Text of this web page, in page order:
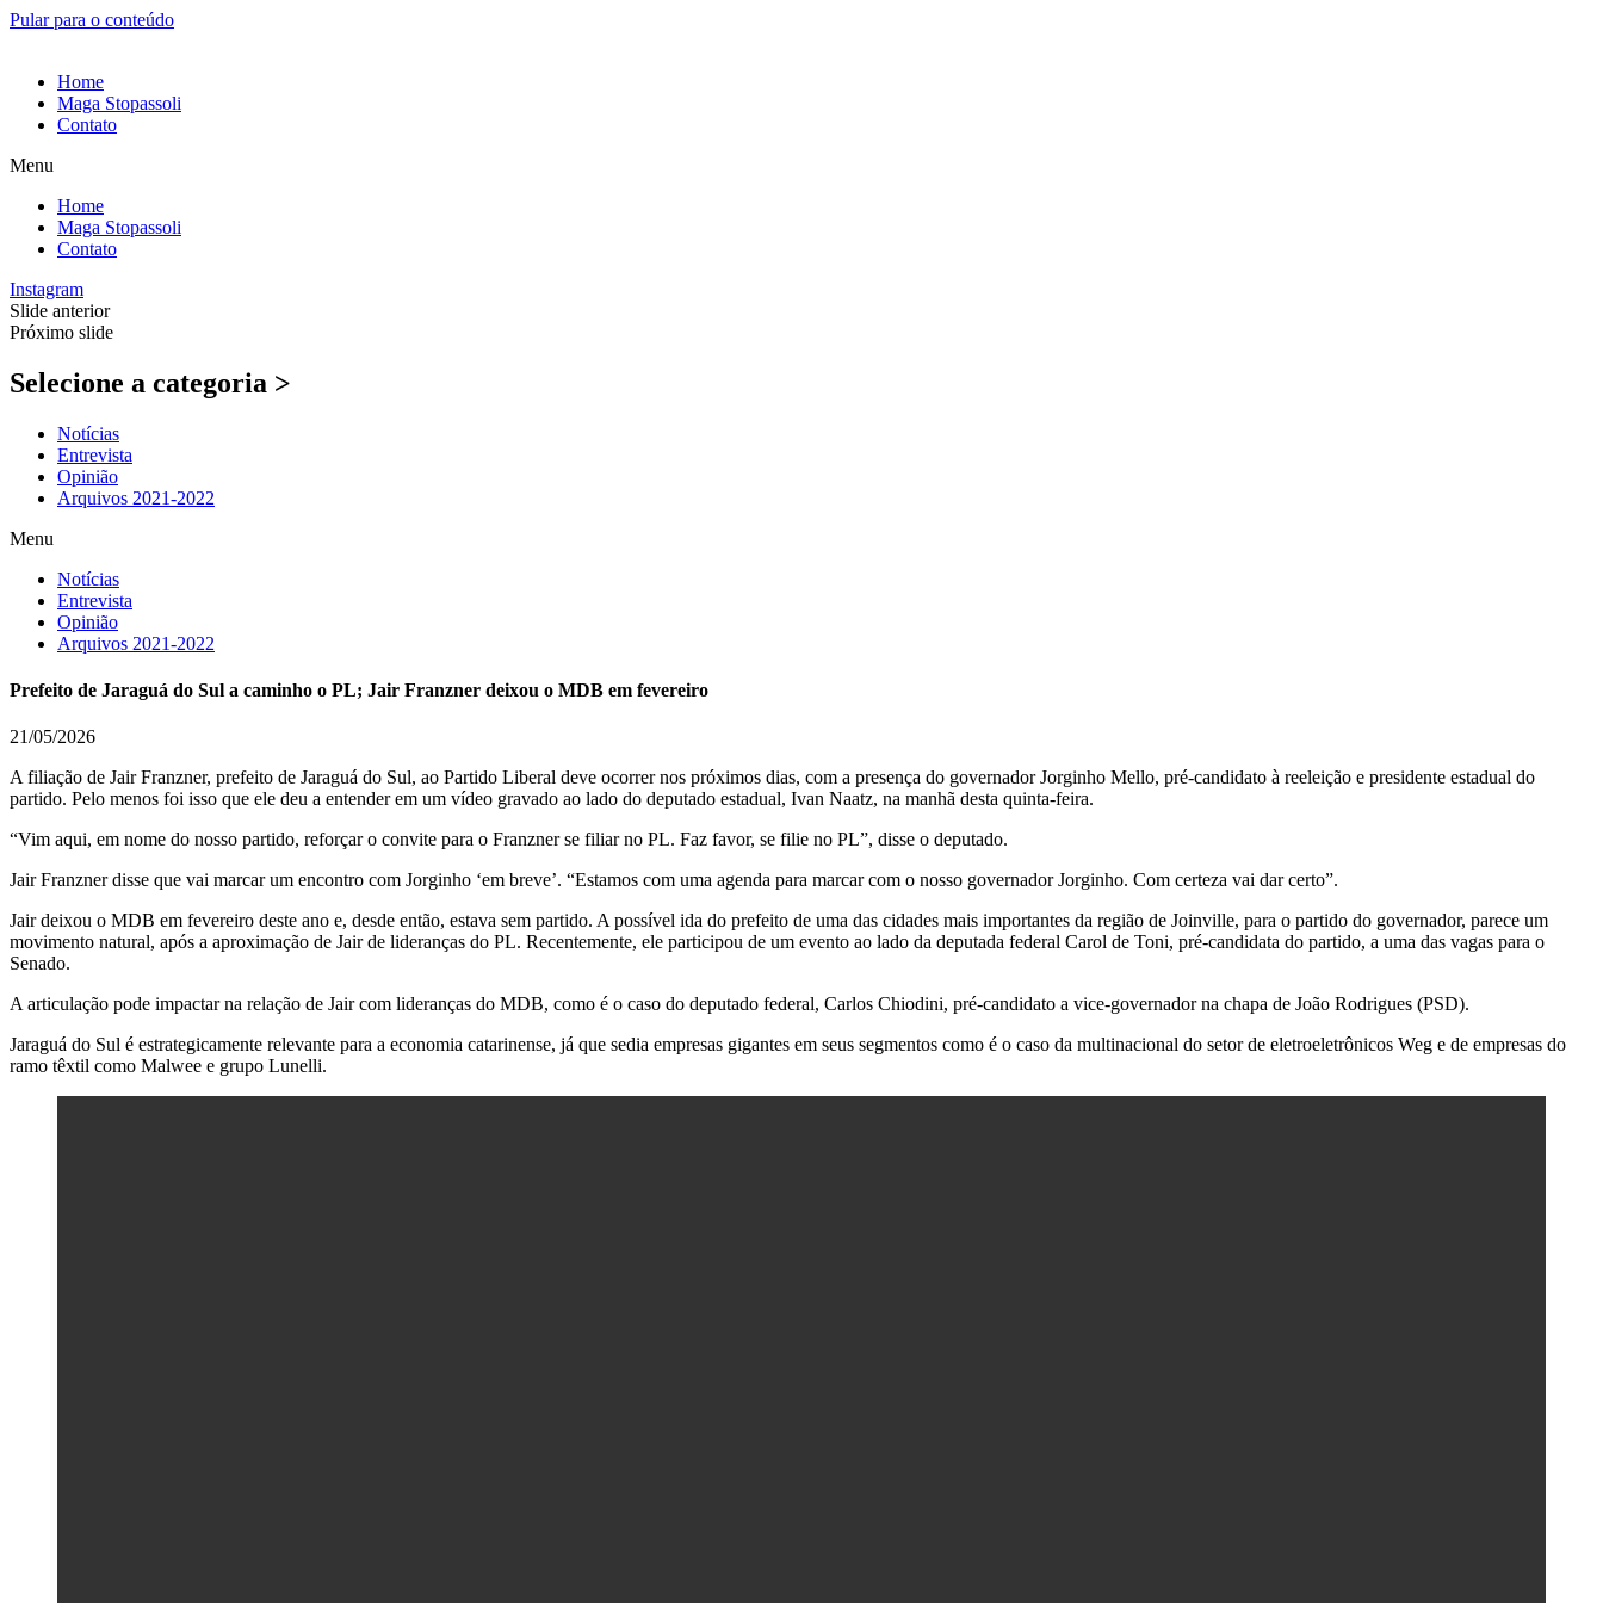
Pular para o conteúdo
Home
Maga Stopassoli
Contato
Menu
Home
Maga Stopassoli
Contato
Instagram
Slide anterior
Próximo slide
Selecione a categoria >
Notícias
Entrevista
Opinião
Arquivos 2021-2022
Menu
Notícias
Entrevista
Opinião
Arquivos 2021-2022
Prefeito de Jaraguá do Sul a caminho o PL; Jair Franzner deixou o MDB em fevereiro
21/05/2026
A filiação de Jair Franzner, prefeito de Jaraguá do Sul, ao Partido Liberal deve ocorrer nos próximos dias, com a presença do governador Jorginho Mello, pré-candidato à reeleição e presidente estadual do
partido. Pelo menos foi isso que ele deu a entender em um vídeo gravado ao lado do deputado estadual, Ivan Naatz, na manhã desta quinta-feira.
“Vim aqui, em nome do nosso partido, reforçar o convite para o Franzner se filiar no PL. Faz favor, se filie no PL”, disse o deputado.
Jair Franzner disse que vai marcar um encontro com Jorginho ‘em breve’. “Estamos com uma agenda para marcar com o nosso governador Jorginho. Com certeza vai dar certo”.
Jair deixou o MDB em fevereiro deste ano e, desde então, estava sem partido. A possível ida do prefeito de uma das cidades mais importantes da região de Joinville, para o partido do governador, parece um
movimento natural, após a aproximação de Jair de lideranças do PL. Recentemente, ele participou de um evento ao lado da deputada federal Carol de Toni, pré-candidata do partido, a uma das vagas para o
Senado.
A articulação pode impactar na relação de Jair com lideranças do MDB, como é o caso do deputado federal, Carlos Chiodini, pré-candidato a vice-governador na chapa de João Rodrigues (PSD).
Jaraguá do Sul é estrategicamente relevante para a economia catarinense, já que sedia empresas gigantes em seus segmentos como é o caso da multinacional do setor de eletroeletrônicos Weg e de empresas do
ramo têxtil como Malwee e grupo Lunelli.